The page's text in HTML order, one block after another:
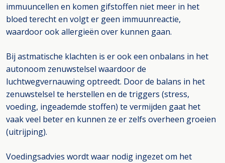
immuuncellen en komen gifstoffen niet meer in het
bloed terecht en volgt er geen immuunreactie,
waardoor ook allergieën over kunnen gaan.
Bij astmatische klachten is er ook een onbalans in het
autonoom zenuwstelsel waardoor de
luchtwegvernauwing optreedt. Door de balans in het
zenuwstelsel te herstellen en de triggers (stress,
voeding, ingeademde stoffen) te vermijden gaat het
vaak veel beter en kunnen ze er zelfs overheen groeien
(uitrijping).
Voedingsadvies wordt waar nodig ingezet om het